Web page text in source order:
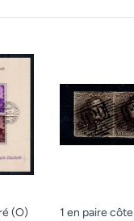
(O)
1 en paire côte